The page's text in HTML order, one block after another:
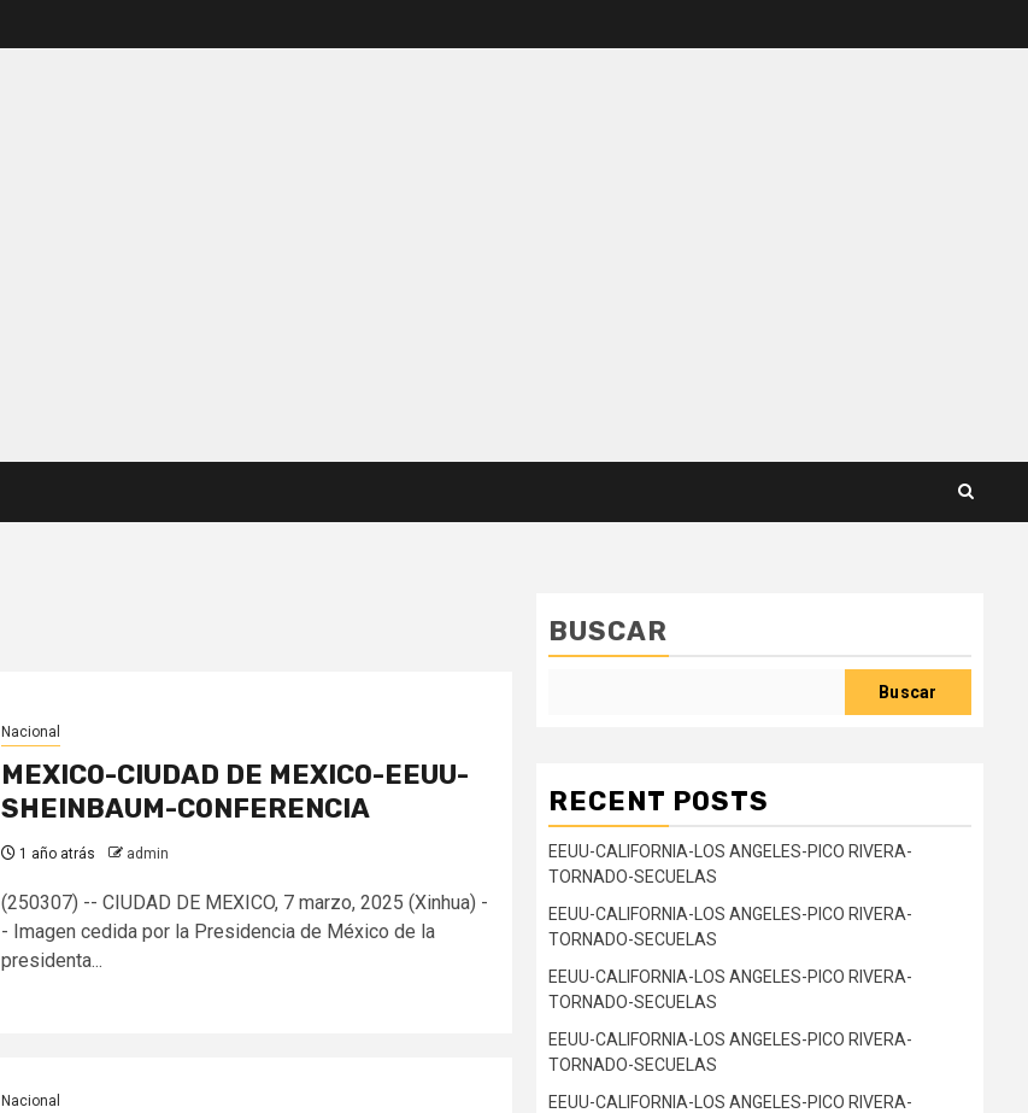
Nacional
MEXICO-CIUDAD DE MEXICO-EEUU-
SHEINBAUM-CONFERENCIA
1 año atrás admin
(250307) -- CIUDAD DE MEXICO, 7 marzo, 2025 (Xinhua) -
- Imagen cedida por la Presidencia de México de la
presidenta...
Nacional
BUSCAR
Buscar
RECENT POSTS
EEUU-CALIFORNIA-LOS ANGELES-PICO RIVERA-
TORNADO-SECUELAS
EEUU-CALIFORNIA-LOS ANGELES-PICO RIVERA-
TORNADO-SECUELAS
EEUU-CALIFORNIA-LOS ANGELES-PICO RIVERA-
TORNADO-SECUELAS
EEUU-CALIFORNIA-LOS ANGELES-PICO RIVERA-
TORNADO-SECUELAS
EEUU-CALIFORNIA-LOS ANGELES-PICO RIVERA-